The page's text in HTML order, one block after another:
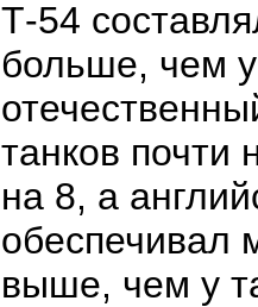
Т-54
больше, чем
танков почти
на 8, а
обеспечивал
выше, чем у